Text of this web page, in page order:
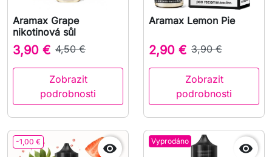
Aramax Grape
nikotinová sůl
3,90 € 4,50 €
Zobrazit
podrobnosti
Aramax Lemon Pie
2,90 € 3,90 €
Zobrazit
podrobnosti
-1,00 € 
Vyprodáno
